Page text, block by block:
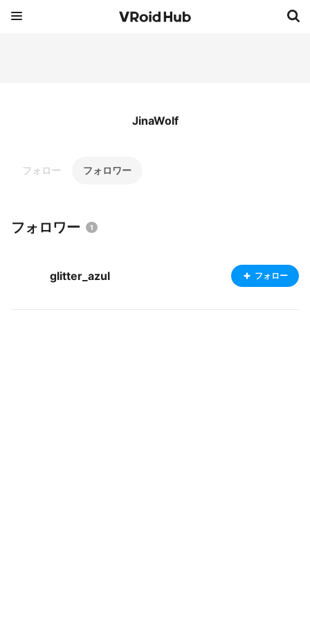
JinaWolf
フォロー フォロワー
フォロワー 1
glitter_azul フォロー